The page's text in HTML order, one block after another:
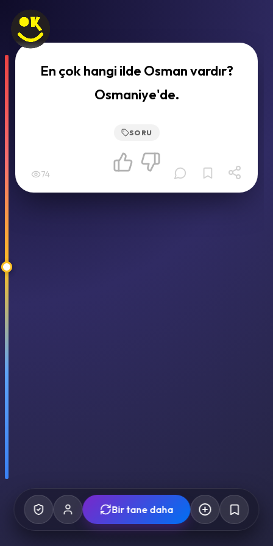
En çok hangi ilde Osman vardır?
Osmaniye'de.
SORU
74
Bir tane daha